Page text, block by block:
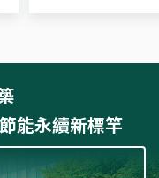
能永續新標竿